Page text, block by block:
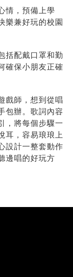
情，預備上學
樂兼好玩的校園
括配戴口罩和勤
確保小朋友正確
戲師，想到從唱
包辦。歌詞內容
，將每個步驟一
耳，容易琅琅上
設計一整套動作
邊唱的好玩方